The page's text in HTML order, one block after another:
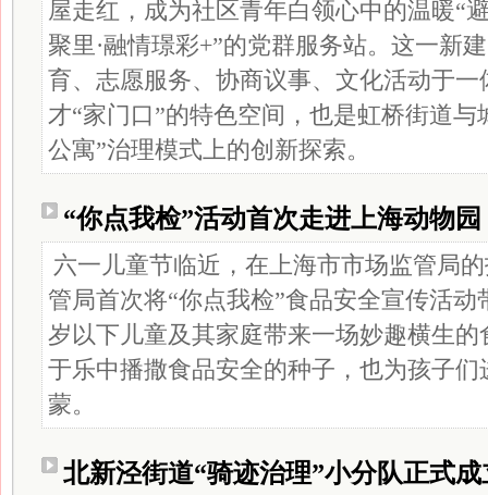
屋走红，成为社区青年白领心中的温暖“
聚里·融情璟彩+”的党群服务站。这一新
育、志愿服务、协商议事、文化活动于
才“家门口”的特色空间，也是虹桥街道与
公寓”治理模式上的创新探索。
“你点我检”活动首次走进上海动物园
六一儿童节临近，在上海市市场监管局
管局首次将“你点我检”食品安全宣传活动
岁以下儿童及其家庭带来一场妙趣横生
于乐中播撒食品安全的种子，也为孩子
蒙。
北新泾街道“骑迹治理”小分队正式成